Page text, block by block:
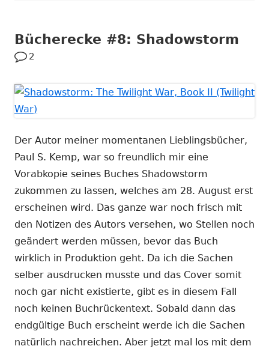
Bücherecke #8: Shadowstorm
2
Der Autor meiner momentanen Lieblingsbücher,
Paul S. Kemp, war so freundlich mir eine
Vorabkopie seines Buches Shadowstorm
zukommen zu lassen, welches am 28. August erst
erscheinen wird. Das ganze war noch frisch mit
den Notizen des Autors versehen, wo Stellen noch
geändert werden müssen, bevor das Buch
wirklich in Produktion geht. Da ich die Sachen
selber ausdrucken musste und das Cover somit
noch gar nicht existierte, gibt es in diesem Fall
noch keinen Buchrückentext. Sobald dann das
endgültige Buch erscheint werde ich die Sachen
natürlich nachreichen. Aber jetzt mal los mit dem